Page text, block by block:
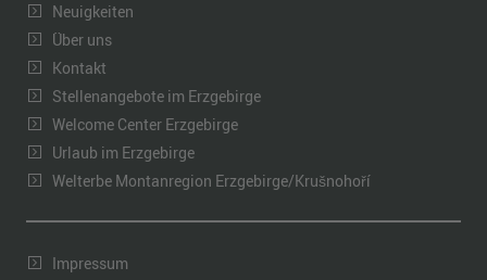
Neuigkeiten
Über uns
Kontakt
Stellenangebote im Erzgebirge
Welcome Center Erzgebirge
Urlaub im Erzgebirge
Welterbe Montanregion Erzgebirge/Krušnohoří
Impressum